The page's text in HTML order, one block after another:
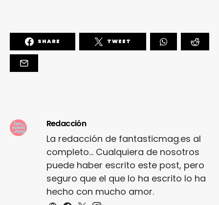
SHARE TWEET
Redacción
La redacción de fantasticmag.es al
completo... Cualquiera de nosotros
puede haber escrito este post, pero
seguro que el que lo ha escrito lo ha
hecho con mucho amor.